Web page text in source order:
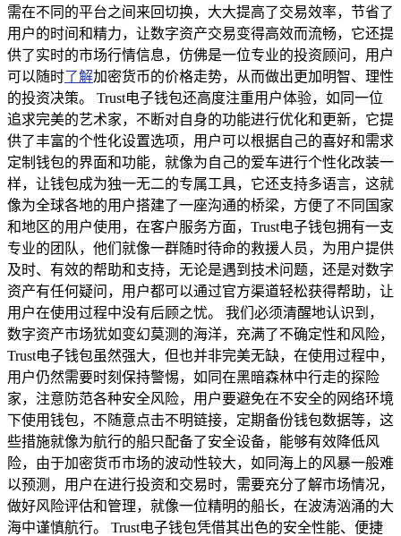
需在不同的平台之间来回切换，大大提高了交易效率，节省了
用户的时间和精力，让数字资产交易变得高效而流畅，它还提
供了实时的市场行情信息，仿佛是一位专业的投资顾问，用户
可以随时了解加密货币的价格走势，从而做出更加明智、理性
的投资决策。 Trust电子钱包还高度注重用户体验，如同一位
追求完美的艺术家，不断对自身的功能进行优化和更新，它提
供了丰富的个性化设置选项，用户可以根据自己的喜好和需求
定制钱包的界面和功能，就像为自己的爱车进行个性化改装一
样，让钱包成为独一无二的专属工具，它还支持多语言，这就
像为全球各地的用户搭建了一座沟通的桥梁，方便了不同国家
和地区的用户使用，在客户服务方面，Trust电子钱包拥有一支
专业的团队，他们就像一群随时待命的救援人员，为用户提供
及时、有效的帮助和支持，无论是遇到技术问题，还是对数字
资产有任何疑问，用户都可以通过官方渠道轻松获得帮助，让
用户在使用过程中没有后顾之忧。 我们必须清醒地认识到，
数字资产市场犹如变幻莫测的海洋，充满了不确定性和风险，
Trust电子钱包虽然强大，但也并非完美无缺，在使用过程中，
用户仍然需要时刻保持警惕，如同在黑暗森林中行走的探险
家，注意防范各种安全风险，用户要避免在不安全的网络环境
下使用钱包，不随意点击不明链接，定期备份钱包数据等，这
些措施就像为航行的船只配备了安全设备，能够有效降低风
险，由于加密货币市场的波动性较大，如同海上的风暴一般难
以预测，用户在进行投资和交易时，需要充分了解市场情况，
做好风险评估和管理，就像一位精明的船长，在波涛汹涌的大
海中谨慎航行。 Trust电子钱包凭借其出色的安全性能、便捷